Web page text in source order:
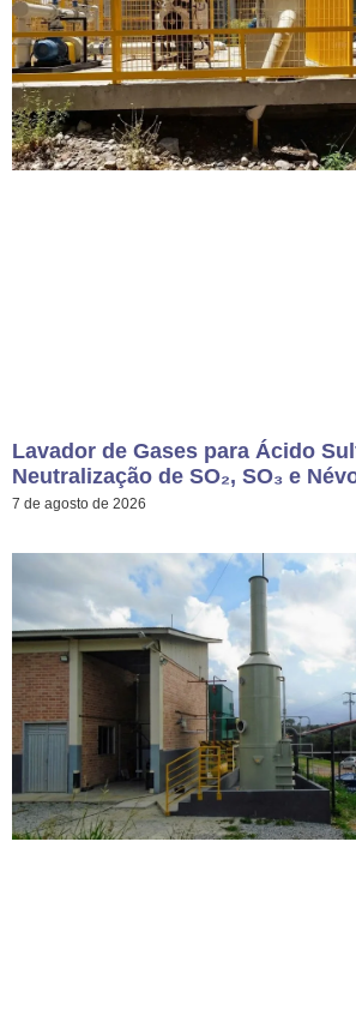
Lavador de Gases para Ácido
Neutralização de SO₂, SO₃ e
7 de agosto de 2026